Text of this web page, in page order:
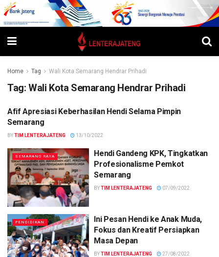
Home Tag Wali Kota Semarang Hendrar Prihadi
Tag: Wali Kota Semarang Hendrar Prihadi
SEMARANG RAYA
Afif Apresiasi Keberhasilan Hendi Selama Pimpin
Semarang
BYTIM LENTERAJATENG 13/10/2022
SEMARANG RAYA
Hendi Gandeng KPK, Tingkatkan
Profesionalisme Pemkot
Semarang
BYTIM LENTERAJATENG 07/09/2022
PENDIDIKAN
Ini Pesan Hendi ke Anak Muda,
Fokus dan Kreatif Persiapkan
Masa Depan
BYTIM LENTERAJATENG 27/08/2022